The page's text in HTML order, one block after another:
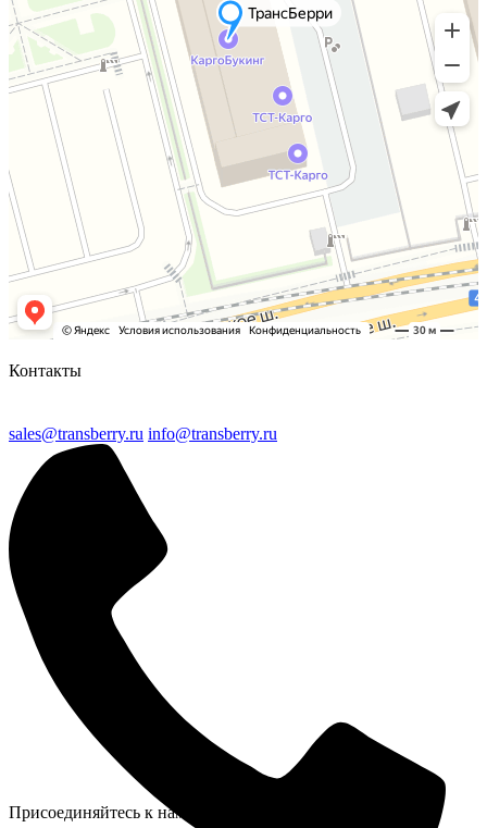
Контакты
sales@transberry.ru info@transberry.ru
Присоединяйтесь к нам в Telegram